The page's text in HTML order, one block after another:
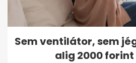
Sem ventilátor, sem
alig 2000 forint